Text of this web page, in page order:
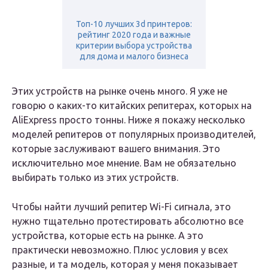
Топ-10 лучших 3d принтеров:
рейтинг 2020 года и важные
критерии выбора устройства
для дома и малого бизнеса
Этих устройств на рынке очень много. Я уже не
говорю о каких-то китайских репитерах, которых на
AliExpress просто тонны. Ниже я покажу несколько
моделей репитеров от популярных производителей,
которые заслуживают вашего внимания. Это
исключительно мое мнение. Вам не обязательно
выбирать только из этих устройств.
Чтобы найти лучший репитер Wi-Fi сигнала, это
нужно тщательно протестировать абсолютно все
устройства, которые есть на рынке. А это
практически невозможно. Плюс условия у всех
разные, и та модель, которая у меня показывает